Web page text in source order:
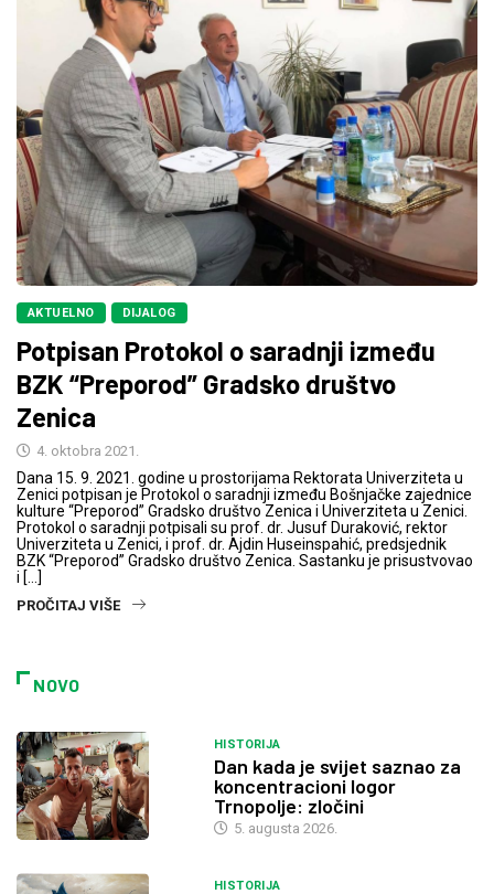
AKTUELNO DIJALOG
Potpisan Protokol o saradnji između
BZK “Preporod” Gradsko društvo
Zenica
4. oktobra 2021.
Dana 15. 9. 2021. godine u prostorijama Rektorata Univerziteta u
Zenici potpisan je Protokol o saradnji između Bošnjačke zajednice
kulture “Preporod” Gradsko društvo Zenica i Univerziteta u Zenici.
Protokol o saradnji potpisali su prof. dr. Jusuf Duraković, rektor
Univerziteta u Zenici, i prof. dr. Ajdin Huseinspahić, predsjednik
BZK “Preporod” Gradsko društvo Zenica. Sastanku je prisustvovao
i […]
PROČITAJ VIŠE
NOVO
HISTORIJA
Dan kada je svijet saznao za
koncentracioni logor
Trnopolje: zločini
5. augusta 2026.
HISTORIJA